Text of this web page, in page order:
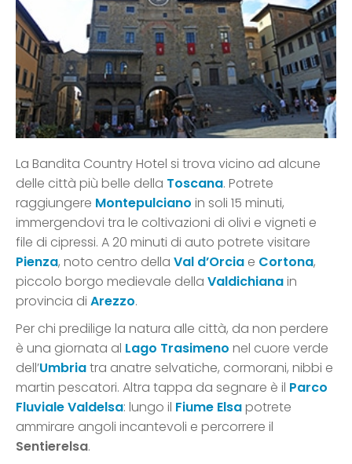
La Bandita Country Hotel si trova vicino ad alcune
delle città più belle della Toscana. Potrete
raggiungere Montepulciano in soli 15 minuti,
immergendovi tra le coltivazioni di olivi e vigneti e
file di cipressi. A 20 minuti di auto potrete visitare
Pienza, noto centro della Val d’Orcia e Cortona,
piccolo borgo medievale della Valdichianain
provincia di Arezzo.
Per chi predilige la natura alle città, da non perdere
è una giornata al Lago Trasimeno nel cuore verde
dell’Umbriatra anatre selvatiche, cormorani, nibbi e
martin pescatori. Altra tappa da segnare è il Parco
Fluviale Valdelsa: lungo il Fiume Elsapotrete
ammirare angoli incantevoli e percorrere il
Sentierelsa.